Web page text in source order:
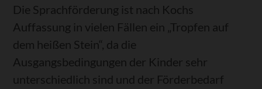
Die Sprachförderung ist nach Kochs
Auffassung in vielen Fällen ein „Tropfen auf
dem heißen Stein“, da die
Ausgangsbedingungen der Kinder sehr
unterschiedlich sind und der Förderbedarf